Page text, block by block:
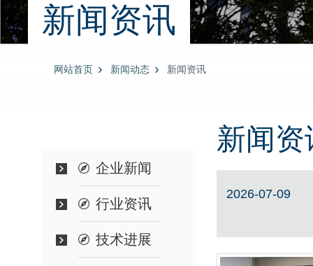
网站首页 新闻动态 新闻资讯
新闻资讯
企业新闻
行业资讯
技术进展
新闻资
2026-07-09